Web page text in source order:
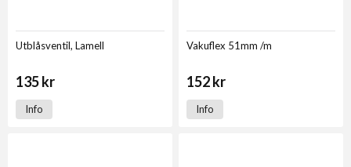
Utblåsventil, Lamell
135 kr
Info
Vakuflex 51mm /m
152 kr
Info